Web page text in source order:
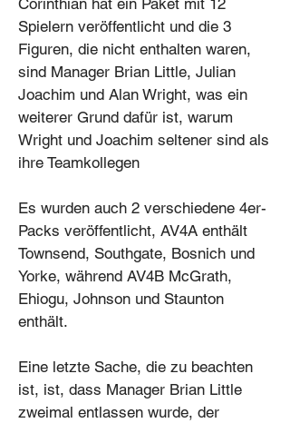
Corinthian hat ein Paket mit 12
Spielern veröffentlicht und die 3
Figuren, die nicht enthalten waren,
sind Manager Brian Little, Julian
Joachim und Alan Wright, was ein
weiterer Grund dafür ist, warum
Wright und Joachim seltener sind als
ihre Teamkollegen
Es wurden auch 2 verschiedene 4er-
Packs veröffentlicht, AV4A enthält
Townsend, Southgate, Bosnich und
Yorke, während AV4B McGrath,
Ehiogu, Johnson und Staunton
enthält.
Eine letzte Sache, die zu beachten
ist, ist, dass Manager Brian Little
zweimal entlassen wurde, der